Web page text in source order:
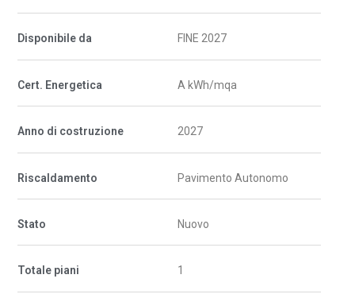
Disponibile da FINE 2027
Cert. Energetica A kWh/mqa
Anno di costruzione 2027
Riscaldamento Pavimento Autonomo
Stato Nuovo
Totale piani 1